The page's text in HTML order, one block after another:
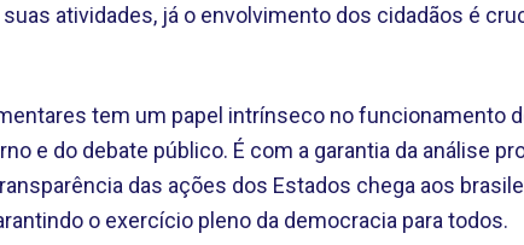
atividades, já o envolvimento dos cidadãos é
tem um papel intrínseco no funcionamento
e do debate público. É com a garantia da análise
das ações dos Estados chega aos
o exercício pleno da democracia para todos.